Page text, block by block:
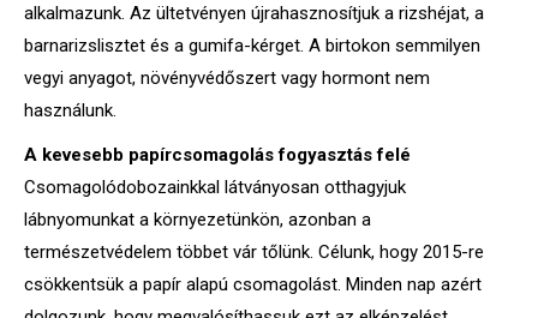
alkalmazunk. Az ültetvényen újrahasznosítjuk a rizshéjat, a
barnarizslisztet és a gumifa-kérget. A birtokon semmilyen
vegyi anyagot, növényvédőszert vagy hormont nem
használunk.
A kevesebb papírcsomagolás fogyasztás felé
Csomagolódobozainkkal látványosan otthagyjuk
lábnyomunkat a környezetünkön, azonban a
természetvédelem többet vár tőlünk. Célunk, hogy 2015-re
csökkentsük a papír alapú csomagolást. Minden nap azért